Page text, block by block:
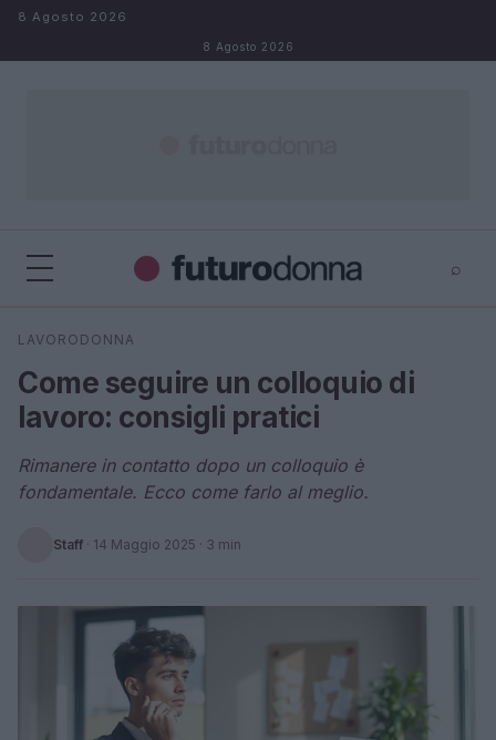
Salta al contenuto
8 Agosto 2026
8 Agosto 2026
⌕
Cerca
LAVORODONNA
Come seguire un colloquio di
lavoro: consigli pratici
Rimanere in contatto dopo un colloquio è
fondamentale. Ecco come farlo al meglio.
Staff · 14 Maggio 2025 · 3 min